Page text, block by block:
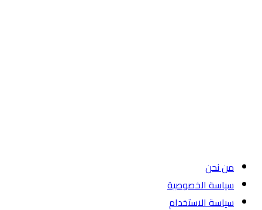
من نحن
سياسة الخصوصية
سياسة الاستخدام